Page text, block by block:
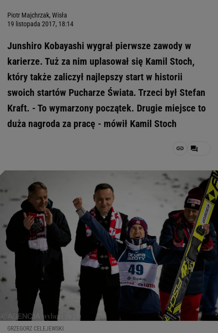
Piotr Majchrzak, Wisła
19 listopada 2017, 18:14
Junshiro Kobayashi wygrał pierwsze zawody w
karierze. Tuż za nim uplasował się Kamil Stoch,
który także zaliczył najlepszy start w historii
swoich startów Pucharze Świata. Trzeci był Stefan
Kraft. - To wymarzony początek. Drugie miejsce to
duża nagroda za pracę - mówił Kamil Stoch
GRZEGORZ CELEJEWSKI